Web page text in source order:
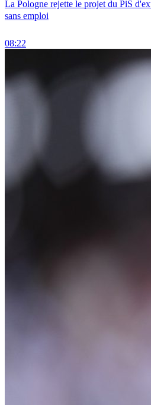
La Pologne rejette le projet du PiS
sans emploi
08:22